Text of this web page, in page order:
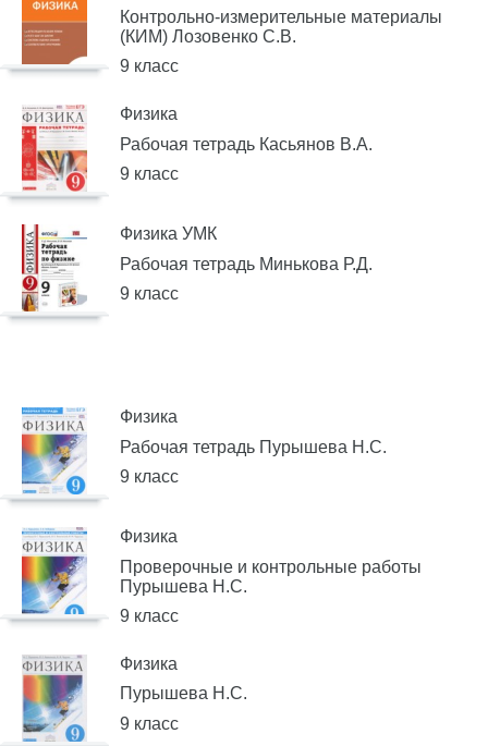
Контрольно-измерительные материалы
(КИМ) Лозовенко С.В.
9 класс
Физика
Рабочая тетрадь Касьянов В.А.
9 класс
Физика УМК
Рабочая тетрадь Минькова Р.Д.
9 класс
Физика
Рабочая тетрадь Пурышева Н.С.
9 класс
Физика
Проверочные и контрольные работы
Пурышева Н.С.
9 класс
Физика
Пурышева Н.С.
9 класс